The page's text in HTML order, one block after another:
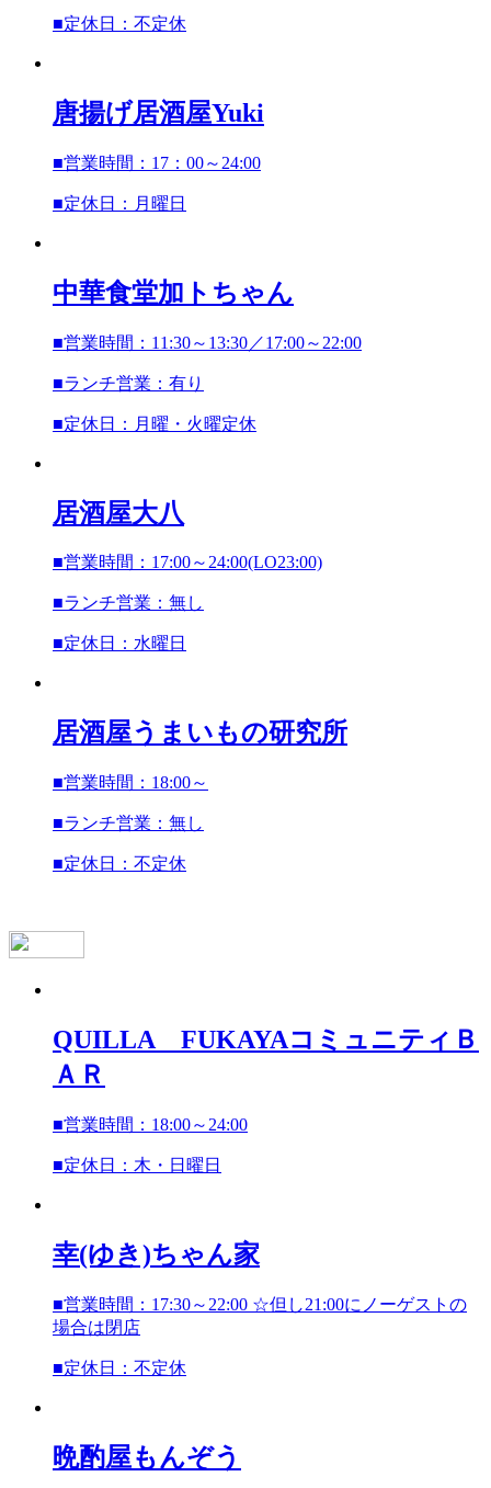
■定休日：不定休
唐揚げ居酒屋Yuki
■営業時間：17：00～24:00
■定休日：月曜日
中華食堂加トちゃん
■営業時間：11:30～13:30／17:00～22:00
■ランチ営業：有り
■定休日：月曜・火曜定休
居酒屋大八
■営業時間：17:00～24:00(LO23:00)
■ランチ営業：無し
■定休日：水曜日
居酒屋うまいもの研究所
■営業時間：18:00～
■ランチ営業：無し
■定休日：不定休
QUILLA FUKAYAコミュニティＢ
ＡＲ
■営業時間：18:00～24:00
■定休日：木・日曜日
幸(ゆき)ちゃん家
■営業時間：17:30～22:00 ☆但し21:00にノーゲストの
場合は閉店
■定休日：不定休
晩酌屋もんぞう